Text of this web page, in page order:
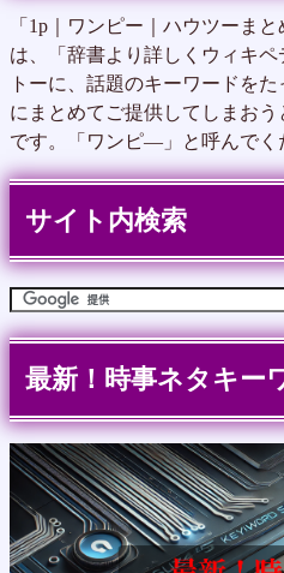
「1p｜ワンピー｜ハウツーま
は、「辞書より詳しくウィキ
トーに、話題のキーワードを
にまとめてご提供してしまお
です。「ワンピ―」と呼んでく
サイト内検索
最新！時事ネタキー